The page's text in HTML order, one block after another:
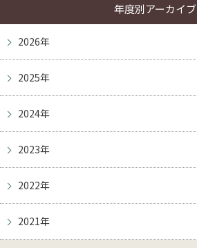
年度別アーカイブ
2026年
2025年
2024年
2023年
2022年
2021年